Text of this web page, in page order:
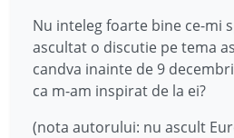
Nu inteleg foarte bine ce-mi
ascultat o discutie pe tema
candva inainte de 9
ca m-am inspirat de la ei?
(nota autorului: nu ascult